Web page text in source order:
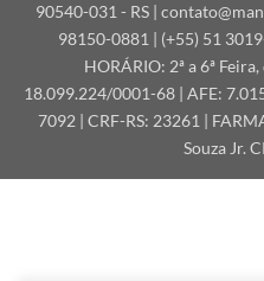
90540-031 - RS |
98150-0881 | (+55) 51
HORÁRIO: 2ª a 6ª
18.099.224/0001-68 | AFE:
7092 | CRF-RS: 23261 |
Souza Jr.